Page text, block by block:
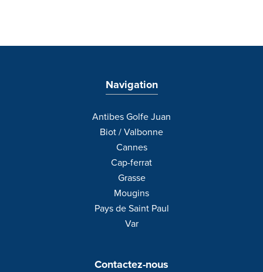
Navigation
Antibes Golfe Juan
Biot / Valbonne
Cannes
Cap-ferrat
Grasse
Mougins
Pays de Saint Paul
Var
Contactez-nous